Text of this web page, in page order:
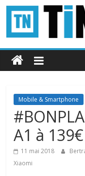
Passer
contenu
Le
belge
connecté
Mobile & Smartphone
A1 à
11 mai 2018
Xiaomi